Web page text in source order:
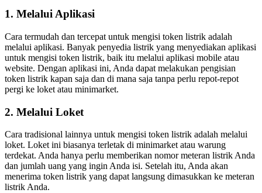
1. Melalui Aplikasi
Cara termudah dan tercepat untuk mengisi token listrik adalah
melalui aplikasi. Banyak penyedia listrik yang menyediakan aplikasi
untuk mengisi token listrik, baik itu melalui aplikasi mobile atau
website. Dengan aplikasi ini, Anda dapat melakukan pengisian
token listrik kapan saja dan di mana saja tanpa perlu repot-repot
pergi ke loket atau minimarket.
2. Melalui Loket
Cara tradisional lainnya untuk mengisi token listrik adalah melalui
loket. Loket ini biasanya terletak di minimarket atau warung
terdekat. Anda hanya perlu memberikan nomor meteran listrik Anda
dan jumlah uang yang ingin Anda isi. Setelah itu, Anda akan
menerima token listrik yang dapat langsung dimasukkan ke meteran
listrik Anda.